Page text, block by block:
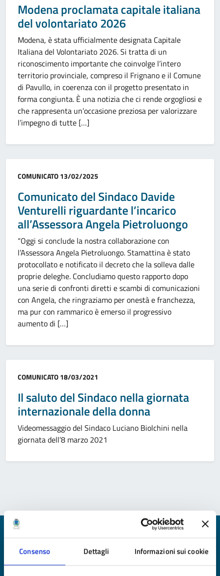
Consenso Dettagli Informazioni sui cookie
Modena proclamata capitale italiana
del volontariato 2026
Modena, è stata ufficialmente designata Capitale
Italiana del Volontariato 2026. Si tratta di un
riconoscimento importante che coinvolge l’intero
territorio provinciale, compreso il Frignano e il Comune
di Pavullo, in coerenza con il progetto presentato in
forma congiunta. È una notizia che ci rende orgogliosi e
che rappresenta un’occasione preziosa per valorizzare
l’impegno di tutte […]
Categoria:
COMUNICATO13/02/2025
Comunicato del Sindaco Davide
Venturelli riguardante l’incarico
all’Assessora Angela Pietroluongo
“Oggi si conclude la nostra collaborazione con
l’Assessora Angela Pietroluongo. Stamattina è stato
protocollato e notificato il decreto che la solleva dalle
proprie deleghe. Concludiamo questo rapporto dopo
una serie di confronti diretti e scambi di comunicazioni
con Angela, che ringraziamo per onestà e franchezza,
ma pur con rammarico è emerso il progressivo
aumento di […]
Categoria:
COMUNICATO18/03/2021
Il saluto del Sindaco nella giornata
internazionale della donna
Videomessaggio del Sindaco Luciano Biolchini nella
giornata dell’8 marzo 2021
Quanto sono chiare le informazioni su questa
pagina?